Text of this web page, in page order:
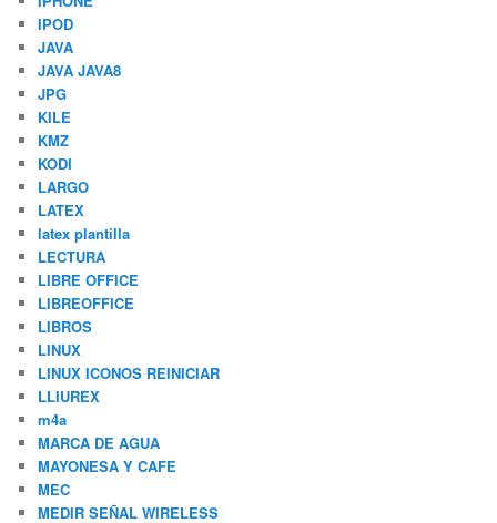
IPOD
JAVA
JAVA JAVA8
JPG
KILE
KMZ
KODI
LARGO
LATEX
latex plantilla
LECTURA
LIBRE OFFICE
LIBREOFFICE
LIBROS
LINUX
LINUX ICONOS REINICIAR
LLIUREX
m4a
MARCA DE AGUA
MAYONESA Y CAFE
MEC
MEDIR SEÑAL WIRELESS